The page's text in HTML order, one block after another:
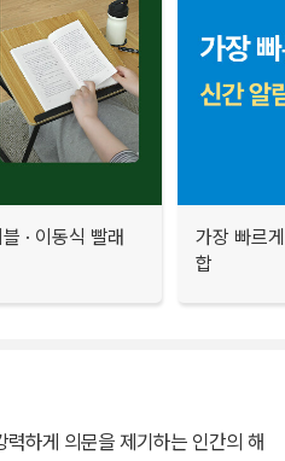
· 이동식 빨래
가장 빠르
합
하게 의문을 제기하는 인간의 해